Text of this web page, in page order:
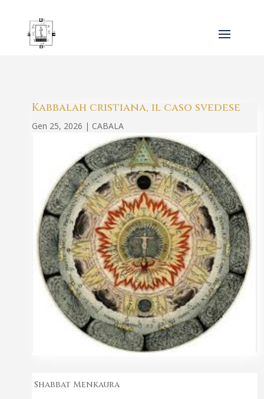
Kabbalah cristiana, il caso svedese
Gen 25, 2026 | CABALA
Shabbat Menkaura